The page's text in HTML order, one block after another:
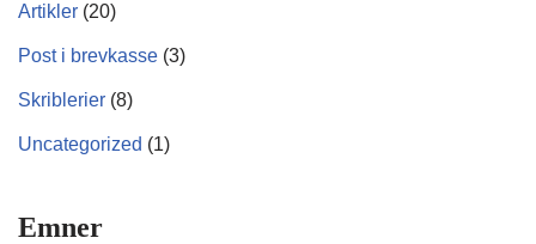
Artikler (20)
Post i brevkasse (3)
Skriblerier (8)
Uncategorized (1)
Emner